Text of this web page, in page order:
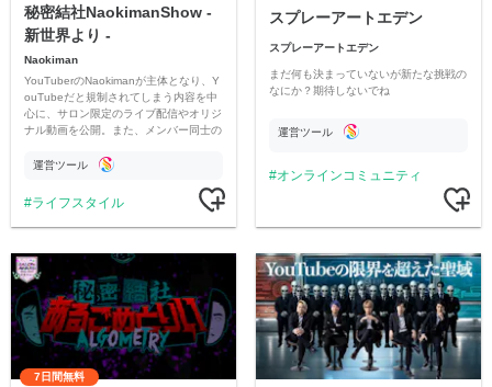
秘密結社NaokimanShow -
新世界より -
Naokiman
YouTuberのNaokimanが主体となり、Y
ouTubeだと規制されてしまう内容を中
心に、サロン限定のライブ配信やオリジ
ナル動画を公開。また、メンバー同士の
ただいています。
運営ツール
ライフスタイル
スプレーアートエデン
スプレーアートエデン
まだ何も決まっていないが新たな挑戦の
なにか？期待しないでね
運営ツール
オンラインコミュニティ
7日間無料